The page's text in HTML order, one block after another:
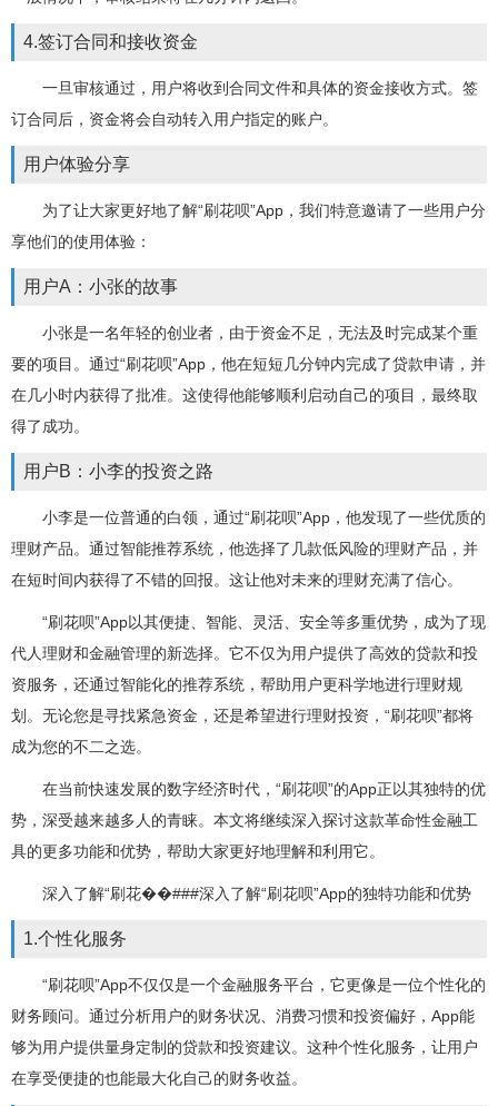
4.签订合同和接收资金
一旦审核通过，用户将收到合同文件和具体的资金接收方式。签
订合同后，资金将会自动转入用户指定的账户。
用户体验分享
为了让大家更好地了解“刷花呗”App，我们特意邀请了一些用户分
享他们的使用体验：
用户A：小张的故事
小张是一名年轻的创业者，由于资金不足，无法及时完成某个重
要的项目。通过“刷花呗”App，他在短短几分钟内完成了贷款申请，并
在几小时内获得了批准。这使得他能够顺利启动自己的项目，最终取
得了成功。
用户B：小李的投资之路
小李是一位普通的白领，通过“刷花呗”App，他发现了一些优质的
理财产品。通过智能推荐系统，他选择了几款低风险的理财产品，并
在短时间内获得了不错的回报。这让他对未来的理财充满了信心。
“刷花呗”App以其便捷、智能、灵活、安全等多重优势，成为了现
代人理财和金融管理的新选择。它不仅为用户提供了高效的贷款和投
资服务，还通过智能化的推荐系统，帮助用户更科学地进行理财规
划。无论您是寻找紧急资金，还是希望进行理财投资，“刷花呗”都将
成为您的不二之选。
在当前快速发展的数字经济时代，“刷花呗”的App正以其独特的优
势，深受越来越多人的青睐。本文将继续深入探讨这款革命性金融工
具的更多功能和优势，帮助大家更好地理解和利用它。
深入了解“刷花��###深入了解“刷花呗”App的独特功能和优势
1.个性化服务
“刷花呗”App不仅仅是一个金融服务平台，它更像是一位个性化的
财务顾问。通过分析用户的财务状况、消费习惯和投资偏好，App能
够为用户提供量身定制的贷款和投资建议。这种个性化服务，让用户
在享受便捷的也能最大化自己的财务收益。